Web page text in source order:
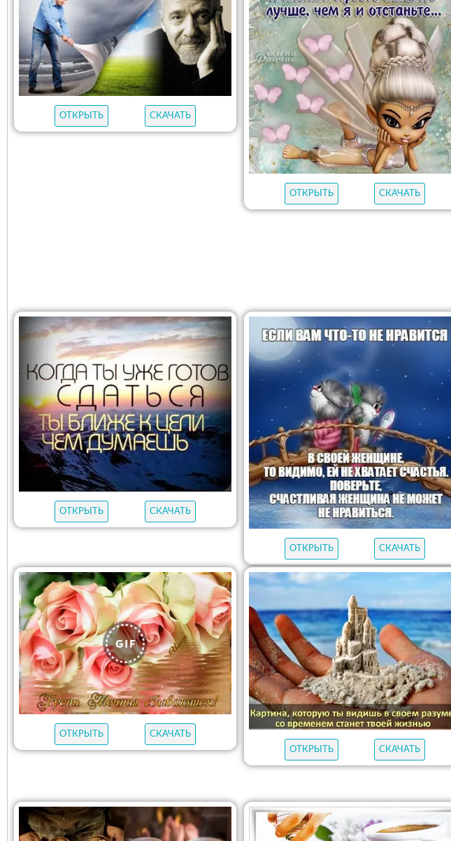
ОТКРЫТЬ СКАЧАТЬ
ОТКРЫТЬ СКАЧАТЬ
ОТКРЫТЬ СКАЧАТЬ
ОТКРЫТЬ СКАЧАТЬ
ОТКРЫТЬ
СКАЧАТЬ
ОТКРЫТЬ
СКАЧАТЬ